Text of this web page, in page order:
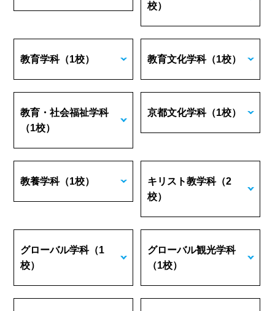
校）
教育学科（1校） 教育文化学科（1校）
教育・社会福祉学科
（1校）
京都文化学科（1校）
教養学科（1校） キリスト教学科（2
校）
グローバル学科（1
校）
グローバル観光学科
（1校）